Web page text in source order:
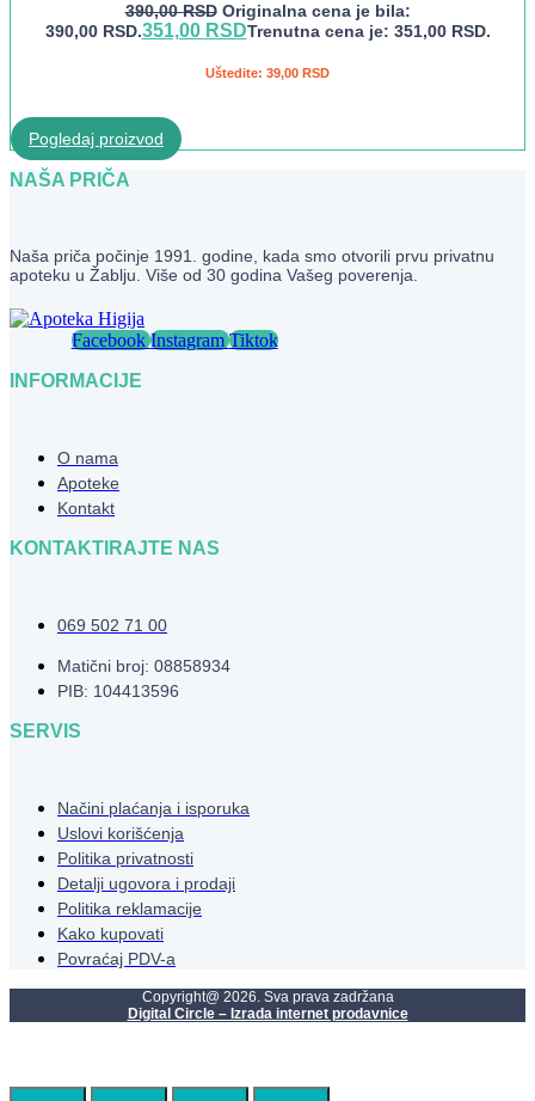
390,00RSD Originalna cena je bila:
390,00 RSD.351,00 RSDTrenutna cena je: 351,00 RSD.
Uštedite: 39,00 RSD
Pogledaj proizvod
NAŠA PRIČA
Naša priča počinje 1991. godine, kada smo otvorili prvu privatnu
apoteku u Žablju. Više od 30 godina Vašeg poverenja.
Facebook Instagram Tiktok
INFORMACIJE
O nama
Apoteke
Kontakt
KONTAKTIRAJTE NAS
069 502 71 00
Matični broj: 08858934
PIB: 104413596
SERVIS
Načini plaćanja i isporuka
Uslovi korišćenja
Politika privatnosti
Detalji ugovora i prodaji
Politika reklamacije
Kako kupovati
Povraćaj PDV-a
Copyright@ 2026. Sva prava zadržana
Digital Circle – Izrada internet prodavnice